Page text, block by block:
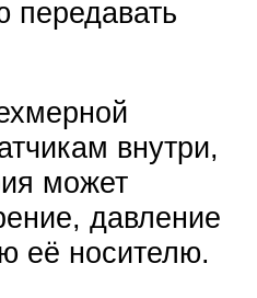
передавать
внутри,
может
давление
её носителю.